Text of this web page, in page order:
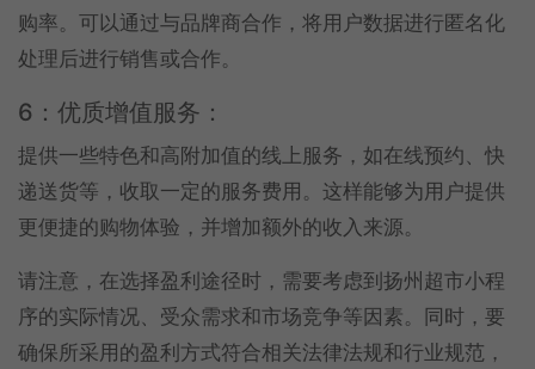
购率。可以通过与品牌商合作，将用户数据进行匿名化
处理后进行销售或合作。
6：优质增值服务：
提供一些特色和高附加值的线上服务，如在线预约、快
递送货等，收取一定的服务费用。这样能够为用户提供
更便捷的购物体验，并增加额外的收入来源。
请注意，在选择盈利途径时，需要考虑到扬州超市小程
序的实际情况、受众需求和市场竞争等因素。同时，要
确保所采用的盈利方式符合相关法律法规和行业规范，